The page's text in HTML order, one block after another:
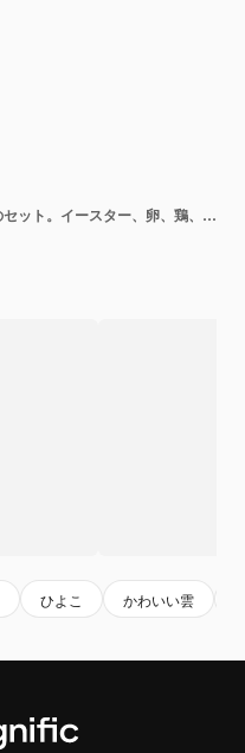
イースターの日のコレクションのセット。イースター、卵、鶏、蝶、花、バニー、カップケーキ、ギフト、バスケット。
ひよこ かわいい雲